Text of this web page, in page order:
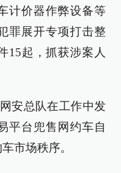
计价器作弊设备等
罪展开专项打击整
15起，抓获涉案人
安总队在工作中发
平台兜售网约车自
市场秩序。